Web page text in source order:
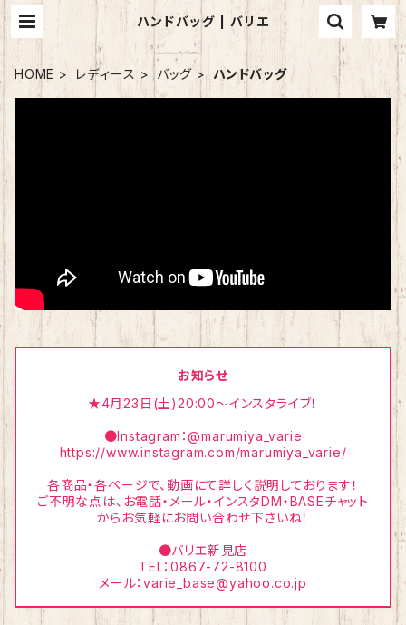
ハンドバッグ | バリエ
HOME レディース バッグ ハンドバッグ
お知らせ
★4月23日(土)20:00～インスタライブ！
●Instagram：@marumiya_varie
https://www.instagram.com/marumiya_varie/
各商品・各ページで、動画にて詳しく説明しております！
ご不明な点は、お電話・メール・インスタDM・BASEチャット
からお気軽にお問い合わせ下さいね！
●バリエ新見店
TEL：0867-72-8100
メール：varie_base@yahoo.co.jp